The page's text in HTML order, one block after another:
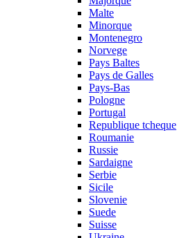
Malte
Minorque
Montenegro
Norvege
Pays Baltes
Pays de Galles
Pays-Bas
Pologne
Portugal
Republique tcheque
Roumanie
Russie
Sardaigne
Serbie
Sicile
Slovenie
Suede
Suisse